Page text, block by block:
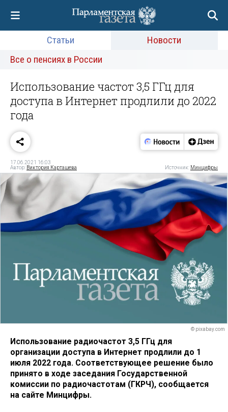
Статьи
Новости
Все о пенсиях в России
Использование частот 3,5 ГГц для
доступа в Интернет продлили до 2022
года
17.06.2021 16:03
Автор: Виктория Карташева Источник: Минцифры
© pixabay.com
Использование радиочастот 3,5 ГГц для
организации доступа в Интернет продлили до 1
июля 2022 года. Соответствующее решение было
принято в ходе заседания Государственной
комиссии по радиочастотам (ГКРЧ), сообщается
на сайте Минцифры.